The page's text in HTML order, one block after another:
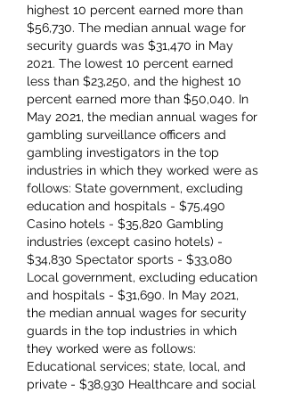
highest 10 percent earned more than
$56,730. The median annual wage for
security guards was $31,470 in May
2021. The lowest 10 percent earned
less than $23,250, and the highest 10
percent earned more than $50,040. In
May 2021, the median annual wages for
gambling surveillance officers and
gambling investigators in the top
industries in which they worked were as
follows: State government, excluding
education and hospitals - $75,490
Casino hotels - $35,820 Gambling
industries (except casino hotels) -
$34,830 Spectator sports - $33,080
Local government, excluding education
and hospitals - $31,690. In May 2021,
the median annual wages for security
guards in the top industries in which
they worked were as follows:
Educational services; state, local, and
private - $38,930 Healthcare and social